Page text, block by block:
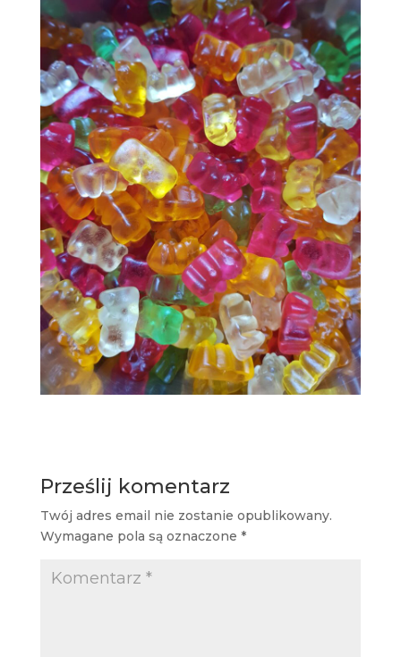
Prześlij komentarz
Twój adres email nie zostanie opublikowany.
Wymagane pola są oznaczone *